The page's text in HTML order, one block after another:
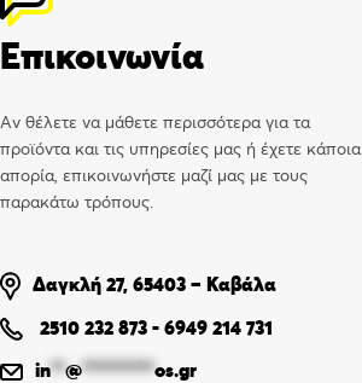
Επικοινωνία
Αν θέλετε να μάθετε περισσότερα για τα
προϊόντα και τις υπηρεσίες μας ή έχετε κάποια
απορία, επικοινωνήστε μαζί μας με τους
παρακάτω τρόπους.
Δαγκλή 27, 65403 – Καβάλα
2510 232 873 - 6949 214 731
in**@**********os.gr